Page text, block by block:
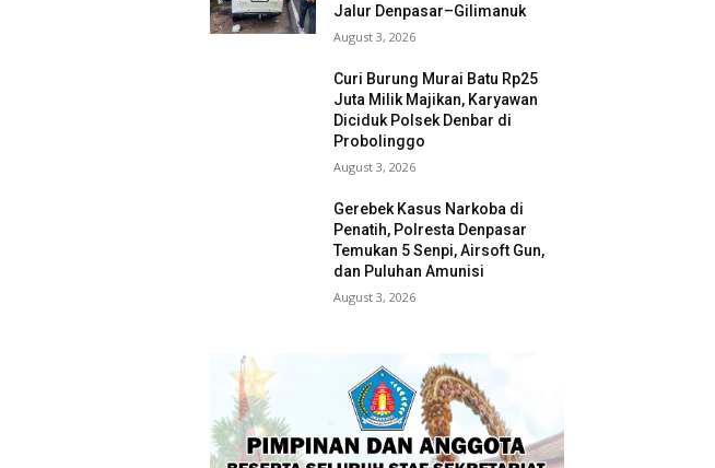
Jalur Denpasar–Gilimanuk
August 3, 2026
Curi Burung Murai Batu Rp25
Juta Milik Majikan, Karyawan
Diciduk Polsek Denbar di
Probolinggo
August 3, 2026
Gerebek Kasus Narkoba di
Penatih, Polresta Denpasar
Temukan 5 Senpi, Airsoft Gun,
dan Puluhan Amunisi
August 3, 2026